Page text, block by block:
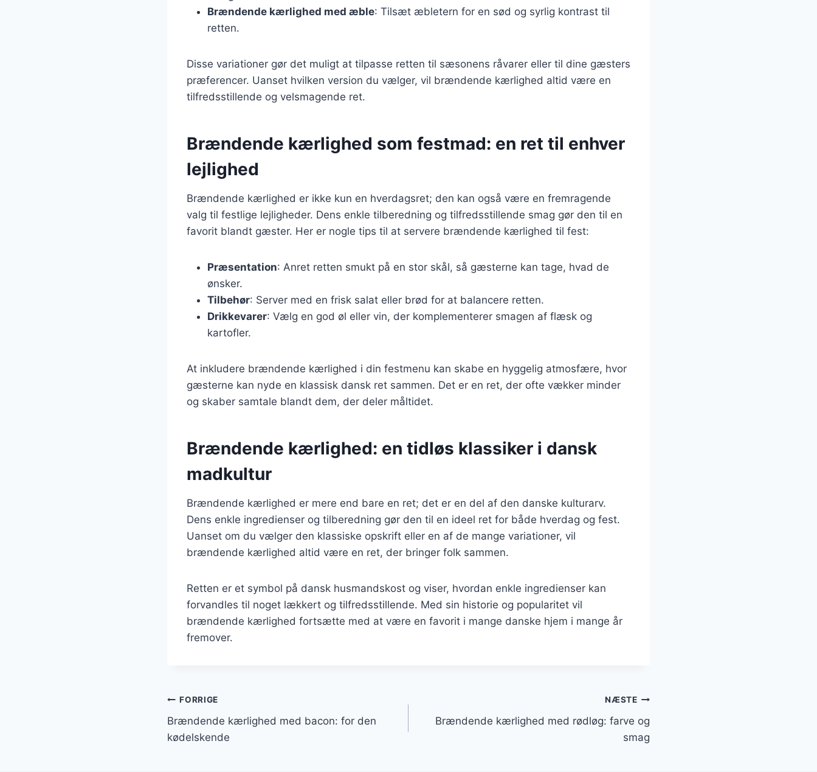
Brændende kærlighed med æble: Tilsæt æbletern for en sød og syrlig kontrast til
retten.
Disse variationer gør det muligt at tilpasse retten til sæsonens råvarer eller til dine gæsters
præferencer. Uanset hvilken version du vælger, vil brændende kærlighed altid være en
tilfredsstillende og velsmagende ret.
Brændende kærlighed som festmad: en ret til enhver
lejlighed
Brændende kærlighed er ikke kun en hverdagsret; den kan også være en fremragende
valg til festlige lejligheder. Dens enkle tilberedning og tilfredsstillende smag gør den til en
favorit blandt gæster. Her er nogle tips til at servere brændende kærlighed til fest:
Præsentation: Anret retten smukt på en stor skål, så gæsterne kan tage, hvad de
ønsker.
Tilbehør: Server med en frisk salat eller brød for at balancere retten.
Drikkevarer: Vælg en god øl eller vin, der komplementerer smagen af flæsk og
kartofler.
At inkludere brændende kærlighed i din festmenu kan skabe en hyggelig atmosfære, hvor
gæsterne kan nyde en klassisk dansk ret sammen. Det er en ret, der ofte vækker minder
og skaber samtale blandt dem, der deler måltidet.
Brændende kærlighed: en tidløs klassiker i dansk
madkultur
Brændende kærlighed er mere end bare en ret; det er en del af den danske kulturarv.
Dens enkle ingredienser og tilberedning gør den til en ideel ret for både hverdag og fest.
Uanset om du vælger den klassiske opskrift eller en af de mange variationer, vil
brændende kærlighed altid være en ret, der bringer folk sammen.
Retten er et symbol på dansk husmandskost og viser, hvordan enkle ingredienser kan
forvandles til noget lækkert og tilfredsstillende. Med sin historie og popularitet vil
brændende kærlighed fortsætte med at være en favorit i mange danske hjem i mange år
fremover.
Indlægsnavigation
FORRIGE
Brændende kærlighed med bacon: for den
kødelskende
NÆSTE
Brændende kærlighed med rødløg: farve og
smag